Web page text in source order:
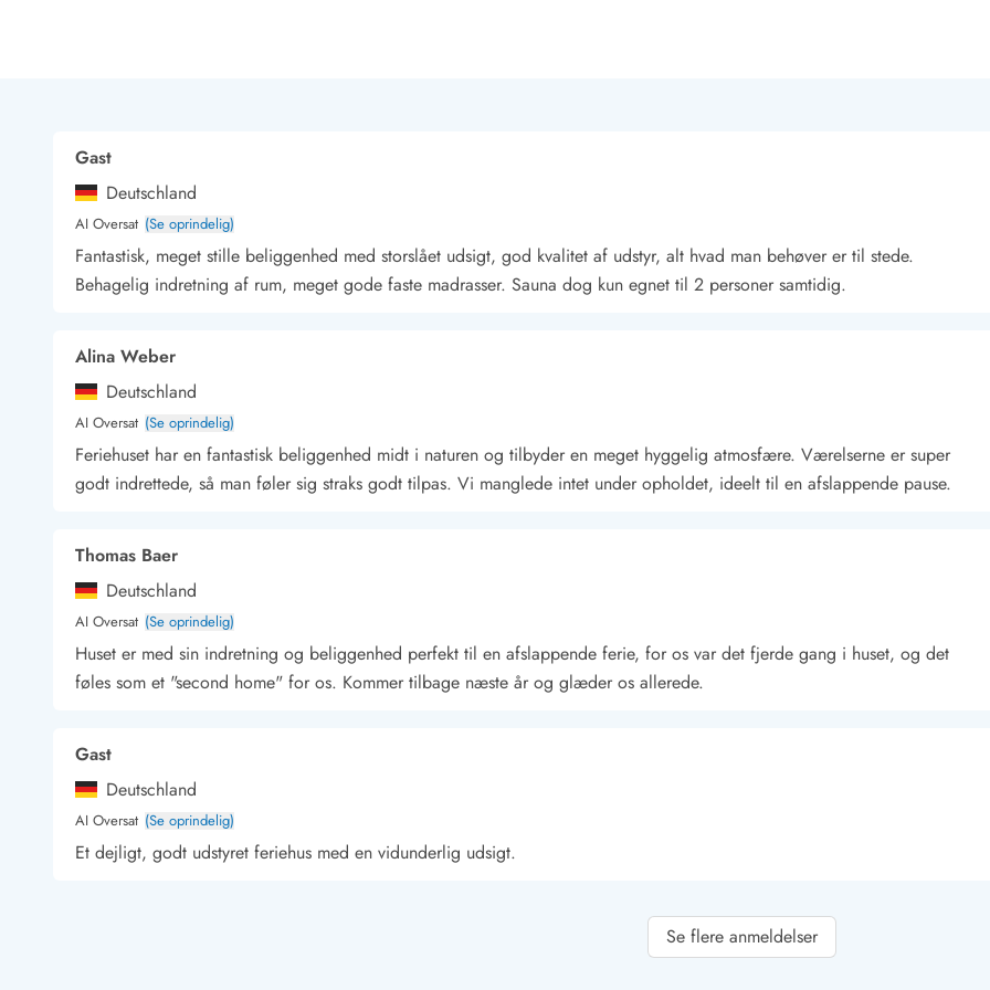
Minigolf i Vestjylland
Svømmehaller og badelande
Golfferie i sommerhus
Fitness og træning
Vandring langs Vestkysten
Vandski for hele familien
Sejlads langs Vestkysten
Historiske museer
Kunstmuseer
Kulinariske oplevelser
Sandskulpturfestival
Hold jul i sommerhuset
Vikingetiden i Danmark
Kontakt, åbningstider og døgnvagt
Feriehusudlejning siden 1965
Bæredygtighed
Nyhedsbrev
Gast
Deutschland
AI Oversat (Se oprindelig)
Fantastisk, meget stille beliggenhed med storslået udsigt, god kvalitet af udstyr, alt hvad man behøver er til stede.
Behagelig indretning af rum, meget gode faste madrasser. Sauna dog kun egnet til 2 personer samtidig.
Alina Weber
Deutschland
AI Oversat (Se oprindelig)
Feriehuset har en fantastisk beliggenhed midt i naturen og tilbyder en meget hyggelig atmosfære. Værelserne er super
godt indrettede, så man føler sig straks godt tilpas. Vi manglede intet under opholdet, ideelt til en afslappende pause.
Thomas Baer
Deutschland
AI Oversat (Se oprindelig)
Huset er med sin indretning og beliggenhed perfekt til en afslappende ferie, for os var det fjerde gang i huset, og det
føles som et "second home" for os. Kommer tilbage næste år og glæder os allerede.
Gast
Deutschland
AI Oversat (Se oprindelig)
Et dejligt, godt udstyret feriehus med en vidunderlig udsigt.
Se flere anmeldelser